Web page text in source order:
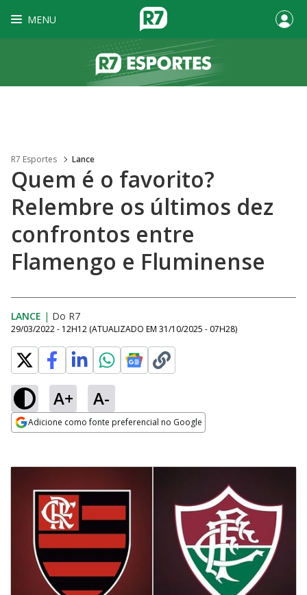
MENU
R7 Esportes Lance
Quem é o favorito?
Relembre os últimos dez
confrontos entre
Flamengo e Fluminense
LANCE | Do R7
29/03/2022 - 12H12 (ATUALIZADO EM 31/10/2025 - 07H28)
A+ A-
Adicione como fonte preferencial no Google